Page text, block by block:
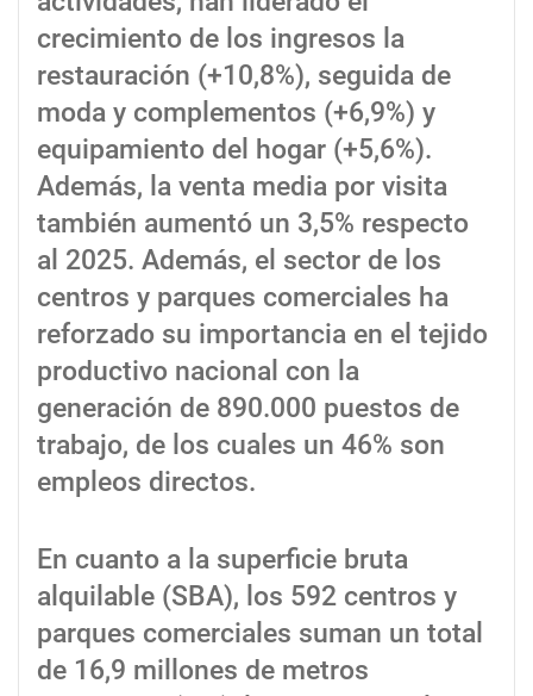
crecimiento de los ingresos la
restauración (+10,8%), seguida de
moda y complementos (+6,9%) y
equipamiento del hogar (+5,6%).
Además, la venta media por visita
también aumentó un 3,5% respecto
al 2025. Además, el sector de los
centros y parques comerciales ha
reforzado su importancia en el tejido
productivo nacional con la
generación de 890.000 puestos de
trabajo, de los cuales un 46% son
empleos directos.
En cuanto a la superficie bruta
alquilable (SBA), los 592 centros y
parques comerciales suman un total
de 16,9 millones de metros